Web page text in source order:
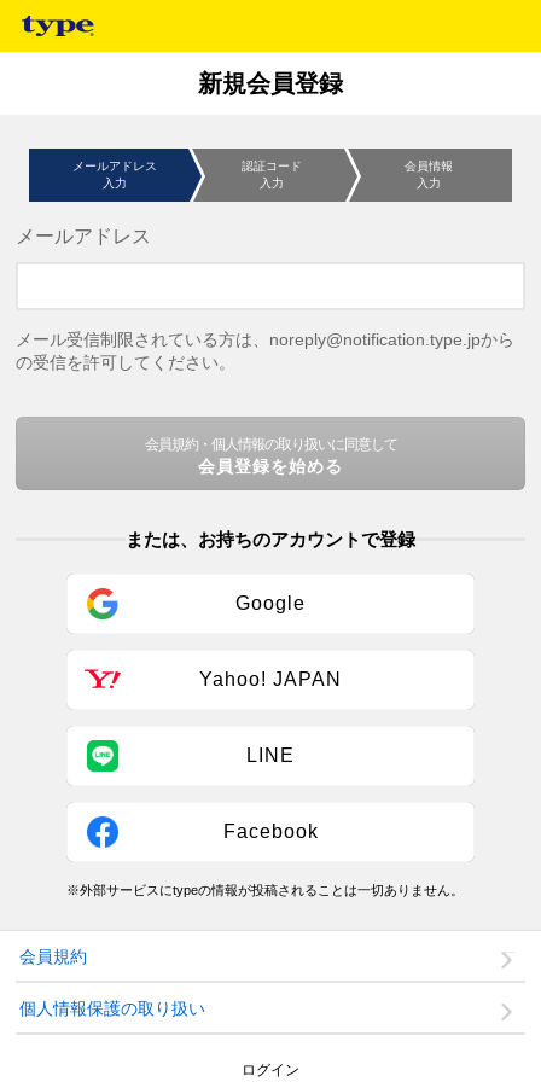
新規会員登録
メールアドレス
入力
認証コード
入力
会員情報
入力
メールアドレス
メール受信制限されている方は、noreply@notification.type.jpから
の受信を許可してください。
会員規約・個人情報の取り扱いに同意して
会員登録を始める
または、お持ちのアカウントで登録
Google
Yahoo! JAPAN
LINE
Facebook
※外部サービスにtypeの情報が投稿されることは一切ありません。
会員規約
個人情報保護の取り扱い
ログイン